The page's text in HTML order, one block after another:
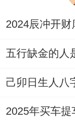
「天牢」（黑